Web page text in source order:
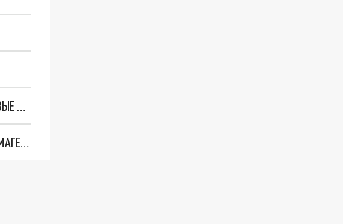
"ОЧЕНЬ ПЛОХИЕ НОВОСТИ": БОЛЬШАЯ ОШИБКА PALANTIR В РОССИИ. СТРАНЫ НАТО ВПЕРВЫЕ ЗА СВО ОСТАНОВИЛИ ПОСТАВКИ ОРУЖИЯ. ВСУ ТЕРЯЮТ ПРИГРАНИЧЬЕ?
ТРИ ГЛАВНЫХ ИНСАЙДА ОБ СВО. ОТМЕНА МОБИЛИЗАЦИИ И ВОЗВРАЩЕНИЕ "ГЕНЕРАЛА АРМАГЕДДОНА"? ОТЛИЧНЫЕ НОВОСТИ, КОТОРЫЕ ЖДАЛИ ВСЕ